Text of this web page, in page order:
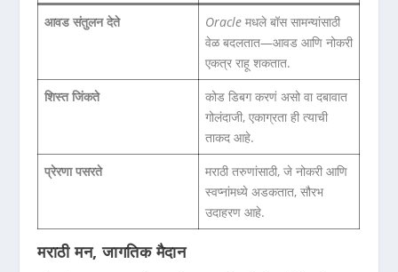
आवड संतुलन देते Oracle मधले बॉस सामन्यांसाठी
वेळ बदलतात—आवड आणि नोकरी
एकत्र राहू शकतात.
शिस्त जिंकते
कोड डिबग करणं असो वा दबावात
गोलंदाजी, एकाग्रता ही त्याची
ताकद आहे.
प्रेरणा पसरते
मराठी तरुणांसाठी, जे नोकरी आणि
स्वप्नांमध्ये अडकतात, सौरभ
उदाहरण आहे.
मराठी मन, जागतिक मैदान